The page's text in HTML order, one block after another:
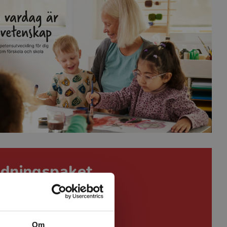
Om